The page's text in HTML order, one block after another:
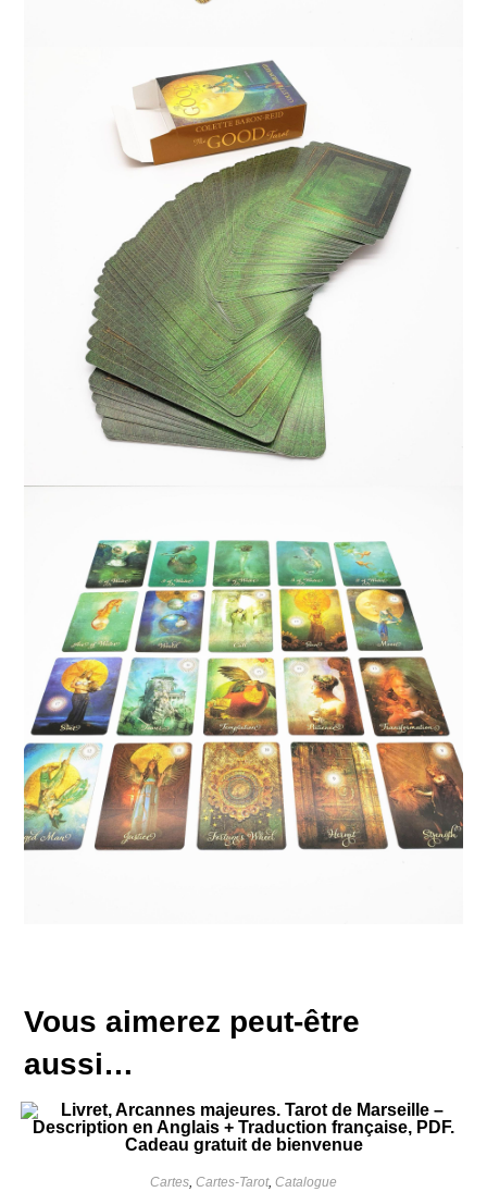
Vous aimerez peut-être
aussi…
Cartes, Cartes-Tarot, Catalogue